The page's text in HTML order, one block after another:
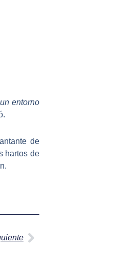
entorno
de
hartos de